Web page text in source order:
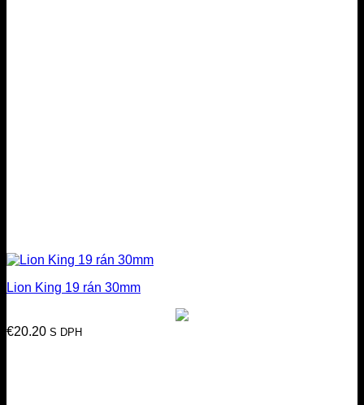
Lion King 19 rán 30mm
€20.20 S DPH